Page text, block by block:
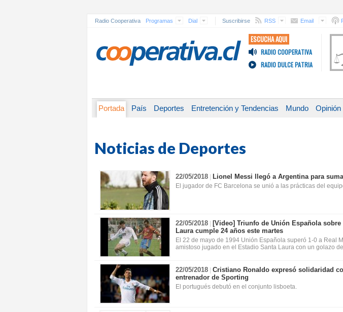
Radio Cooperativa Programas Dial Suscribirse RSS Email
ESCUCHA AQUI
RADIO COOPERATIVA
RADIO DULCE PATRIA
Portada País Deportes Entretención y Tendencias Mundo Opinión
Noticias de Deportes
22/05/2018 Lionel Messi llegó a Argentina para
El jugador de FC Barcelona se unió a las prácticas del
22/05/2018 [Video] Triunfo de Unión Española sobre
Laura cumple 24 años este martes
El 22 de mayo de 1994 Unión Española superó 1-0 a Real
amistoso jugado en el Estadio Santa Laura con un golazo
22/05/2018 Cristiano Ronaldo expresó solidaridad
entrenador de Sporting
El portugués debutó en el conjunto lisboeta.